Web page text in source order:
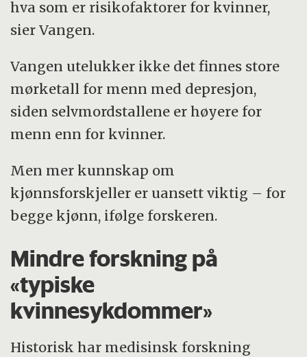
hva som er risikofaktorer for kvinner,
sier Vangen.
Vangen utelukker ikke det finnes store
mørketall for menn med depresjon,
siden selvmordstallene er høyere for
menn enn for kvinner.
Men mer kunnskap om
kjønnsforskjeller er uansett viktig – for
begge kjønn, ifølge forskeren.
Mindre forskning på
«typiske
kvinnesykdommer»
Historisk har medisinsk forskning